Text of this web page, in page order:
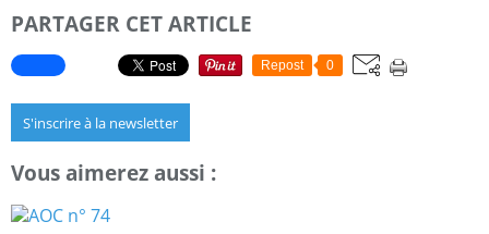
PARTAGER CET ARTICLE
Repost 0
S'inscrire à la newsletter
Vous aimerez aussi :